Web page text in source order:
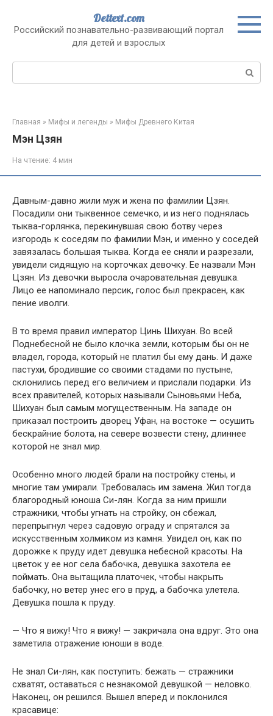
контенту
Dettext.com
Российский познавательно-развивающий портал
для детей и взрослых
Поиск:
Главная » Мифы и легенды » Мифы Древнего Китая
Мэн Цзян
На чтение: 4 мин
Давным-давно жили муж и жена по фамилии Цзян.
Посадили они тыквенное семечко, и из него поднялась
тыква-горлянка, перекинувшая свою ботву через
изгородь к соседям по фамилии Мэн, и именно у соседей
завязалась большая тыква. Когда ее сняли и разрезали,
увидели сидящую на корточках девочку. Ее назвали Мэн
Цзян. Из девочки выросла очаровательная девушка.
Лицо ее напоминало персик, голос был прекрасен, как
пение иволги.
В то время правил император Цинь Шихуан. Во всей
Поднебесной не было клочка земли, которым бы он не
владел, города, который не платил бы ему дань. И даже
пастухи, бродившие со своими стадами по пустыне,
склонились перед его величием и прислали подарки. Из
всех правителей, которых называли Сыновьями Неба,
Шихуан был самым могущественным. На западе он
приказал построить дворец Уфан, на востоке — осушить
бескрайние болота, на севере возвести стену, длиннее
которой не знал мир.
Особенно много людей брали на постройку стены, и
многие там умирали. Требовалась им замена. Жил тогда
благородный юноша Си-лян. Когда за ним пришли
стражники, чтобы угнать на стройку, он сбежал,
перепрыгнул через садовую ограду и спрятался за
искусственным холмиком из камня. Увидел он, как по
дорожке к пруду идет девушка небесной красоты. На
цветок у ее ног села бабочка, девушка захотела ее
поймать. Она вытащила платочек, чтобы накрыть
бабочку, но ветер унес его в пруд, а бабочка улетела.
Девушка пошла к пруду.
— Что я вижу! Что я вижу! — закричала она вдруг. Это она
заметила отражение юноши в воде.
Не знал Си-лян, как поступить: бежать — стражники
схватят, оставаться с незнакомой девушкой — неловко.
Наконец, он решился. Вышел вперед и поклонился
красавице: